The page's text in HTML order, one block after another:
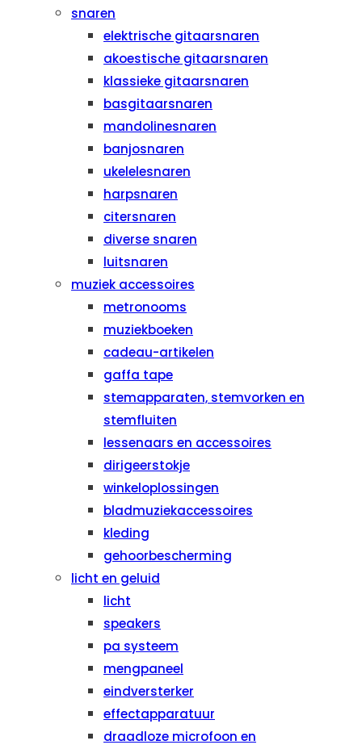
snaren
elektrische gitaarsnaren
akoestische gitaarsnaren
klassieke gitaarsnaren
basgitaarsnaren
mandolinesnaren
banjosnaren
ukelelesnaren
harpsnaren
citersnaren
diverse snaren
luitsnaren
muziek accessoires
metronooms
muziekboeken
cadeau-artikelen
gaffa tape
stemapparaten, stemvorken en
stemfluiten
lessenaars en accessoires
dirigeerstokje
winkeloplossingen
bladmuziekaccessoires
kleding
gehoorbescherming
licht en geluid
licht
speakers
pa systeem
mengpaneel
eindversterker
effectapparatuur
draadloze microfoon en